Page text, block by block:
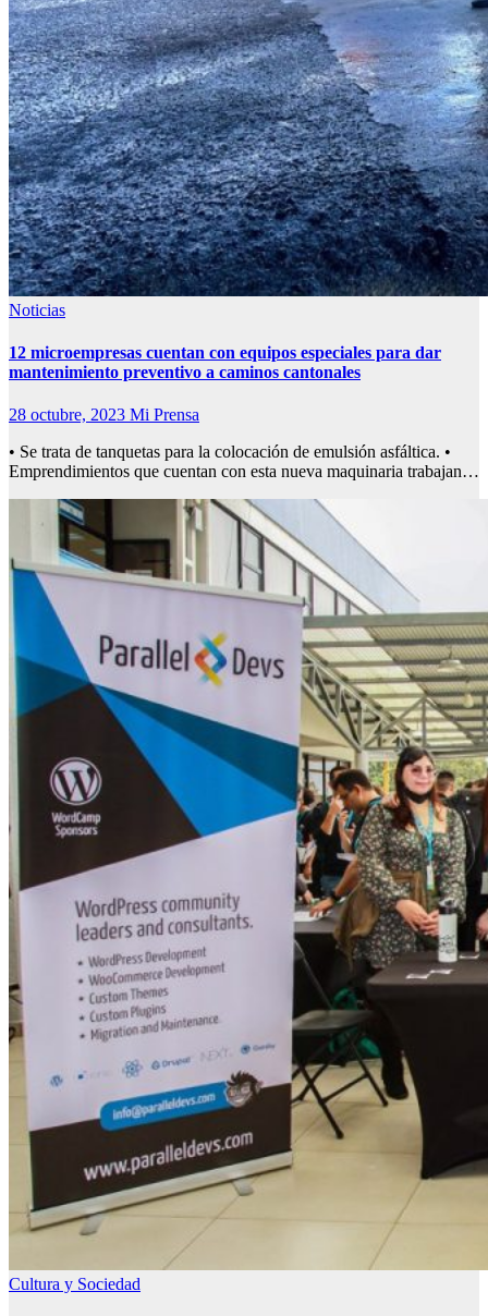
Noticias
12 microempresas cuentan con equipos especiales para dar
mantenimiento preventivo a caminos cantonales
28 octubre, 2023 Mi Prensa
• Se trata de tanquetas para la colocación de emulsión asfáltica. •
Emprendimientos que cuentan con esta nueva maquinaria trabajan…
Cultura y Sociedad